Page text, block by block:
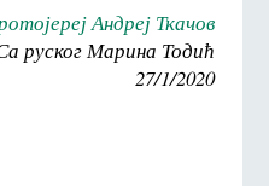
Андреј Ткачов
руског Марина Тодић
27/1/2020